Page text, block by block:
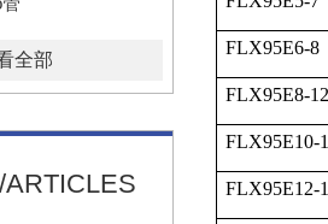
全部
FLX95E6-8
FLX95E8-12
FLX95E10-
FLX95E12-